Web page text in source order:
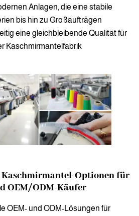
Anlagen, die eine stabile
bis hin zu Großaufträgen
eine gleichbleibende Qualität für
Kaschmirmantelfabrik
Optionen für
OEM/ODM-Käufer
OEM- und ODM-Lösungen für